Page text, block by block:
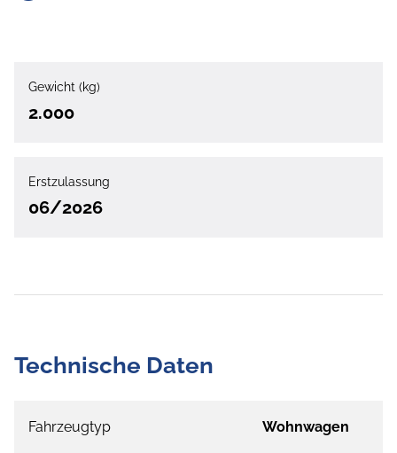
Gewicht (kg)
2.000
Erstzulassung
06/2026
Technische Daten
Fahrzeugtyp Wohnwagen